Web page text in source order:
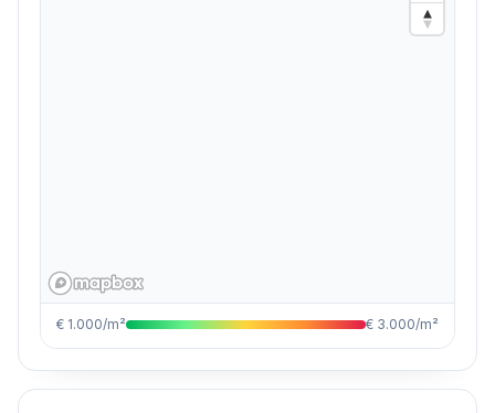
€ 1.000/m² € 3.000/m²